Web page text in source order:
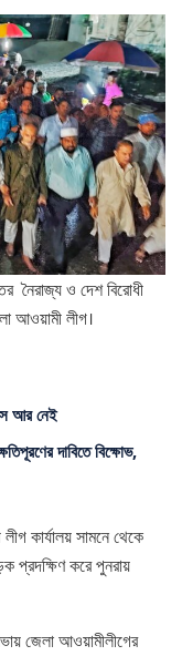
নৈরাজ্য ও দেশ বিরোধী
আওয়ামী লীগ।
আর নেই
দাবিতে বিক্ষোভ,
কার্যালয় সামনে থেকে
প্রদক্ষিণ করে পুনরায়
জেলা আওয়ামীলীগের